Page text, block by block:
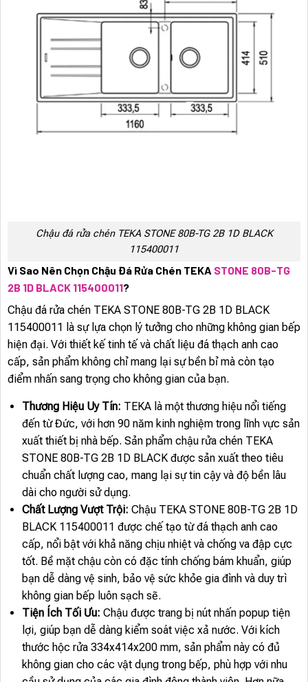
Chậu đá rửa chén TEKA STONE 80B-TG 2B 1D BLACK
115400011
Vì Sao Nên Chọn Chậu Đá Rửa Chén TEKA STONE 80B-TG
2B 1D BLACK 115400011?
Chậu đá rửa chén TEKA STONE 80B-TG 2B 1D BLACK
115400011 là sự lựa chọn lý tưởng cho những không gian bếp
hiện đại. Với thiết kế tinh tế và chất liệu đá thạch anh cao
cấp, sản phẩm không chỉ mang lại sự bền bỉ mà còn tạo
điểm nhấn sang trọng cho không gian của bạn.
Thương Hiệu Uy Tín: TEKA là một thương hiệu nổi tiếng
đến từ Đức, với hơn 90 năm kinh nghiệm trong lĩnh vực sản
xuất thiết bị nhà bếp. Sản phẩm chậu rửa chén TEKA
STONE 80B-TG 2B 1D BLACK được sản xuất theo tiêu
chuẩn chất lượng cao, mang lại sự tin cậy và độ bền lâu
dài cho người sử dụng.
Chất Lượng Vượt Trội: Chậu TEKA STONE 80B-TG 2B 1D
BLACK 115400011 được chế tạo từ đá thạch anh cao
cấp, nổi bật với khả năng chịu nhiệt và chống va đập cực
tốt. Bề mặt chậu còn có đặc tính chống bám khuẩn, giúp
bạn dễ dàng vệ sinh, bảo vệ sức khỏe gia đình và duy trì
không gian bếp luôn sạch sẽ.
Tiện Ích Tối Ưu: Chậu được trang bị nút nhấn popup tiện
lợi, giúp bạn dễ dàng kiểm soát việc xả nước. Với kích
thước hộc rửa 334x414x200 mm, sản phẩm này có đủ
không gian cho các vật dụng trong bếp, phù hợp với nhu